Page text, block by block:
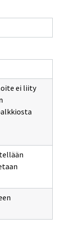
ei liity